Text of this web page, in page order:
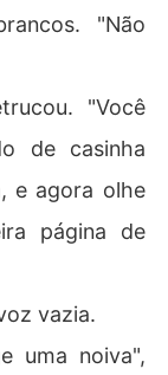
"Não
"Você
de casinha
e agora olhe
página de
vazia.
uma noiva",